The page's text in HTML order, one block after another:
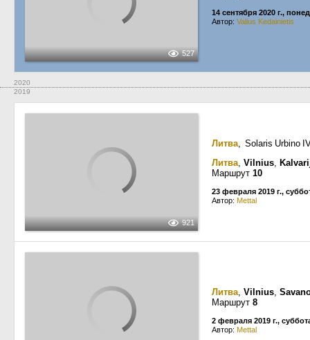
527
14 сентября 2020 г.,
Автор: Valius Kedainietis
2020
2019
921
Литва, Solaris Urbino
Литва, Vilnius,
Маршрут 10
23 февраля 2019 г.,
Автор: Mettal
Литва, Vilnius,
Маршрут 8
2 февраля 2019 г.,
Автор: Mettal